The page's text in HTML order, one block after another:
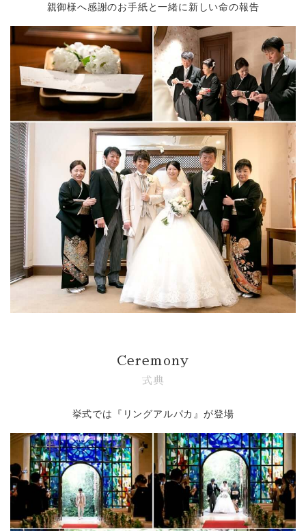
フロアガイド
ギャラリー
アクセス
紹介キャンペーン
採用情報
成約者サイト
Bridal Fair
follow us
Facebook Wedding Youtube
親御様へ感謝のお手紙と一緒に新しい命の報告
Ceremony
式典
挙式では『リングアルパカ』が登場